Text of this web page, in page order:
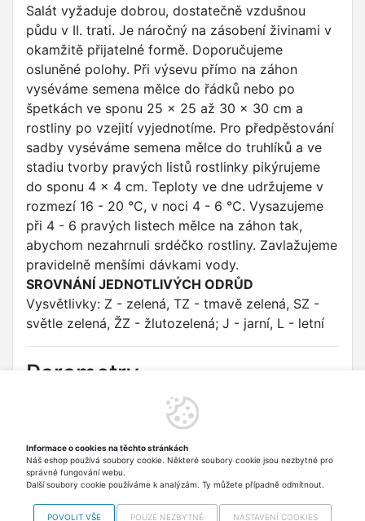
Salát vyžaduje dobrou, dostatečně vzdušnou
půdu v II. trati. Je náročný na zásobení živinami v
okamžitě přijatelné formě. Doporučujeme
osluněné polohy. Při výsevu přímo na záhon
vyséváme semena mělce do řádků nebo po
špetkách ve sponu 25 x 25 až 30 x 30 cm a
rostliny po vzejití vyjednotíme. Pro předpěstování
sadby vyséváme semena mělce do truhlíků a ve
stadiu tvorby pravých listů rostlinky pikýrujeme
do sponu 4 x 4 cm. Teploty ve dne udržujeme v
rozmezí 16 - 20 °C, v noci 4 - 6 °C. Vysazujeme
při 4 - 6 pravých listech mělce na záhon tak,
abychom nezahrnuli srdéčko rostliny. Zavlažujeme
pravidelně menšími dávkami vody.
SROVNÁNÍ JEDNOTLIVÝCH ODRŮD
Vysvětlivky: Z - zelená, TZ - tmavě zelená, SZ -
světle zelená, ŽZ - žlutozelená; J - jarní, L - letní
Parametry
Typ:Zelenina
Informace o cookies na těchto stránkách
Náš eshop používá soubory cookie. Některé soubory cookie jsou nezbytné pro
správné fungování webu.
Další soubory cookie používáme k analýzám. Ty můžete případně odmítnout.
POVOLIT VŠE POUZE NEZBYTNÉ NASTAVENÍ COOKIES